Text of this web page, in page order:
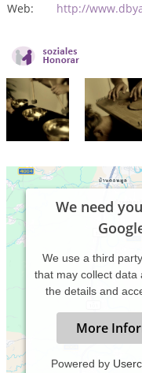
Web:
http://
We need
We use a third
that may collect data
the details and
More
Powered by